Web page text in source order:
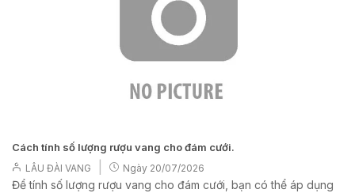
Cách tính số lượng rượu vang cho đám cưới.
LÂU ĐÀI VANG Ngày 20/07/2026
Để tính số lượng rượu vang cho đám cưới, bạn có thể áp dụng